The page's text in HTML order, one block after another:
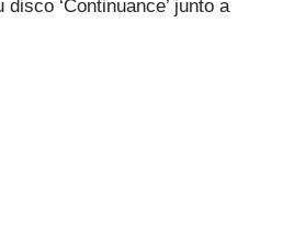
‘Continuance’ junto a